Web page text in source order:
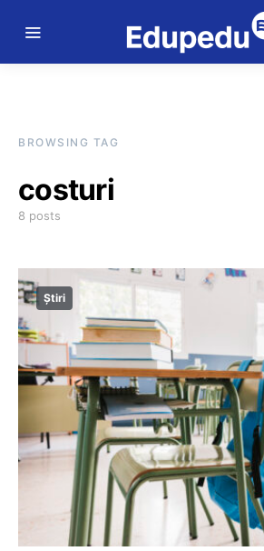
BROWSING TAG
costuri
8 posts
Știri